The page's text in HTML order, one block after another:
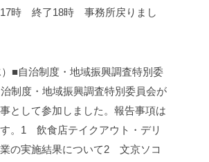
17時 終了18時 事務所戻りまし
■自治制度・地域振興調査特別委
制度・地域振興調査特別委員会が
として参加しました。 報告事項は
。 1 飲食店テイクアウト・デリ
の実施結果について2 文京ソコ